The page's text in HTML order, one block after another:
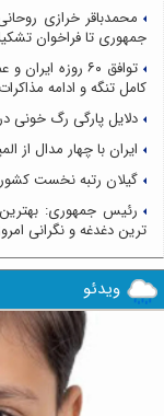
محمدباقر خرازی
جمهوری تا فراخوان تشکیل لشکر ۲۵۰ هزار نفری و
توافق ۶۰ روزه
کامل تنگه و ادامه
دلایل پارگی رگ خونی
ایران با چهار مدال
گیلان رتبه نخست
رئیس جمهوری:
ترین دغدغه و نگرانی
ویدئو